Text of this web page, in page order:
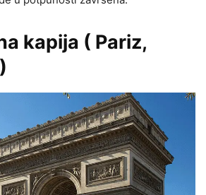
kapija ( Pariz,